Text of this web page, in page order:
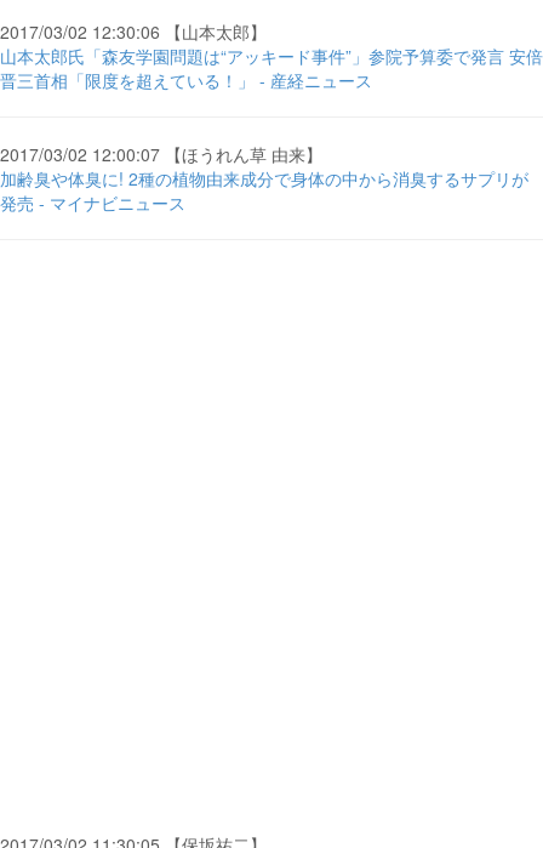
2017/03/02 12:30:06 【山本太郎】
山本太郎氏「森友学園問題は“アッキード事件”」参院予算委で発言 安倍
晋三首相「限度を超えている！」 - 産経ニュース
2017/03/02 12:00:07 【ほうれん草 由来】
加齢臭や体臭に! 2種の植物由来成分で身体の中から消臭するサプリが
発売 - マイナビニュース